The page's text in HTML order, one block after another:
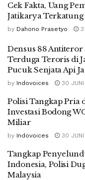
Cek Fakta, Uang
Jatikarya
by Dahono Prasetyo 3
Densus 88
Terduga Teroris di
Pucuk Senjata Api
by Indovoices 30 JUNI
Polisi Tangkap Pria
Investasi Bodong
Miliar
by Indovoices 30 JUNI
Tangkap
Indonesia, Polisi
Malaysia